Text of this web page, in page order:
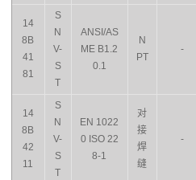
14
8B
41
81
S
N
V-
S
T
ANSI/AS
ME B1.2
0.1
N
PT
-
14
8B
42
11
S
N
V-
S
T
EN 1022
0 ISO 22
8-1
对
接
焊
缝
-